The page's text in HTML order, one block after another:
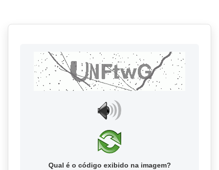
Qual é o código exibido na imagem?